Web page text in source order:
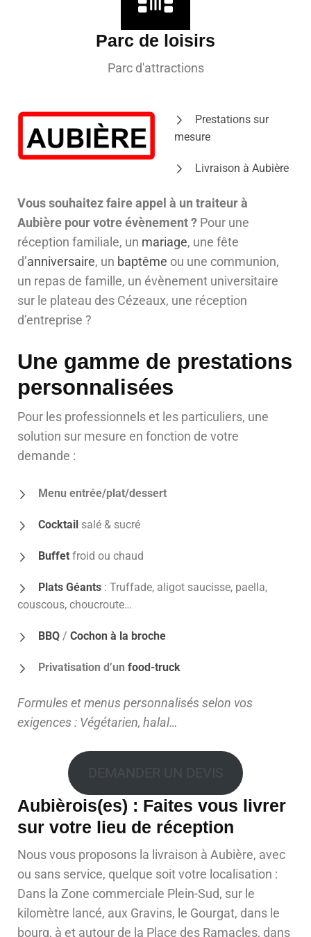
Parc de loisirs
Parc d'attractions
Prestations sur
mesure
Livraison à Aubière
Vous souhaitez faire appel à un traiteur à
Aubière pour votre évènement ? Pour une
réception familiale, un mariage, une fête
d’anniversaire, un baptême ou une communion,
un repas de famille, un évènement universitaire
sur le plateau des Cézeaux, une réception
d’entreprise ?
Une gamme de prestations
personnalisées
Pour les professionnels et les particuliers, une
solution sur mesure en fonction de votre
demande :
Menu entrée/plat/dessert
Cocktail salé & sucré
Buffet froid ou chaud
Plats Géants : Truffade, aligot saucisse, paella,
couscous, choucroute…
BBQ / Cochon à la broche
Privatisation d’un food-truck
Formules et menus personnalisés selon vos
exigences : Végétarien, halal…
DEMANDER UN DEVIS
Aubièrois(es) : Faites vous livrer
sur votre lieu de réception
Nous vous proposons la livraison à Aubière, avec
ou sans service, quelque soit votre localisation :
Dans la Zone commerciale Plein-Sud, sur le
kilomètre lancé, aux Gravins, le Gourgat, dans le
bourg, à et autour de la Place des Ramacles, dans